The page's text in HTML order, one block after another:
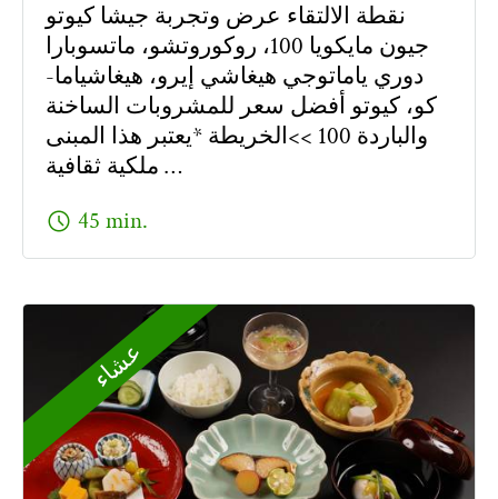
نقطة الالتقاء عرض وتجربة جيشا كيوتو
جيون مايكويا 100، روكوروتشو، ماتسوبارا
دوري ياماتوجي هيغاشي إيرو، هيغاشياما-
كو، كيوتو أفضل سعر للمشروبات الساخنة
والباردة 100 >>الخريطة *يعتبر هذا المبنى
ملكية ثقافية …
schedule 45 min.
عشاء